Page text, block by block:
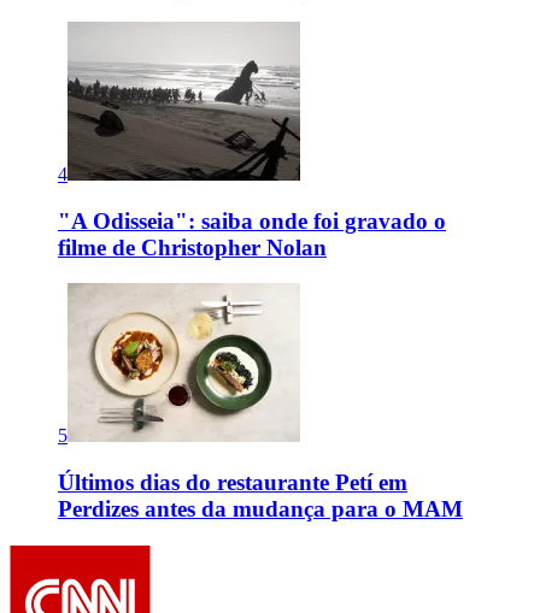
4
"A Odisseia": saiba onde foi gravado o
filme de Christopher Nolan
5
Últimos dias do restaurante Petí em
Perdizes antes da mudança para o MAM